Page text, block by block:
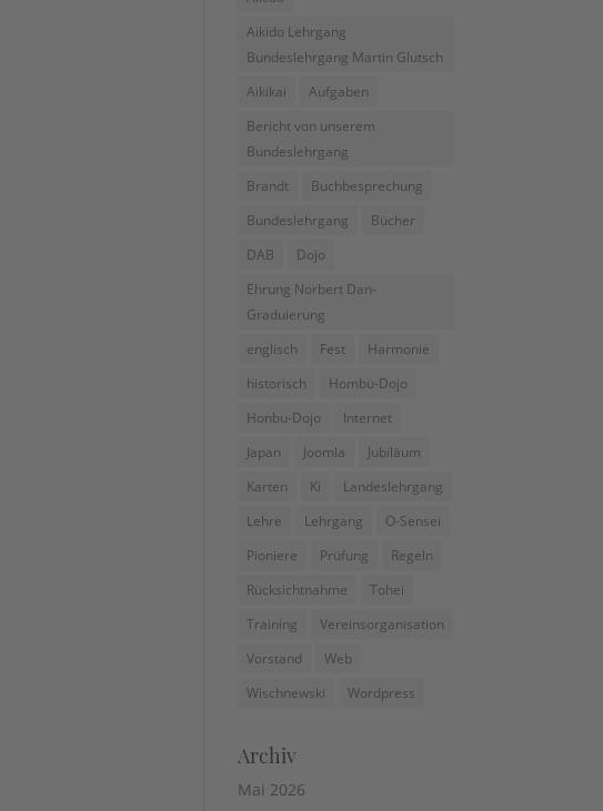
Aikido Lehrgang
Bundeslehrgang Martin Glutsch
Aikikai
Aufgaben
Bericht von unserem
Bundeslehrgang
Brandt
Buchbesprechung
Bundeslehrgang
Bücher
DAB
Dojo
Ehrung Norbert Dan-
Graduierung
englisch
Fest
Harmonie
historisch
Hombu-Dojo
Honbu-Dojo
Internet
Japan
Joomla
Jubiläum
Karten
Ki
Landeslehrgang
Lehre
Lehrgang
O-Sensei
Pioniere
Prüfung
Regeln
Rücksichtnahme
Tohei
Training
Vereinsorganisation
Vorstand
Web
Wischnewski
Wordpress
Archiv
Mai 2026